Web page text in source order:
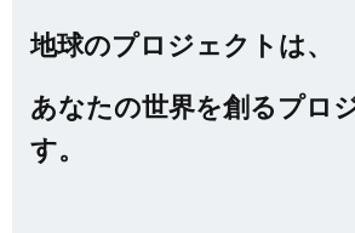
地球のプロジェクトは、
あなたの世界を創るプロ
す。